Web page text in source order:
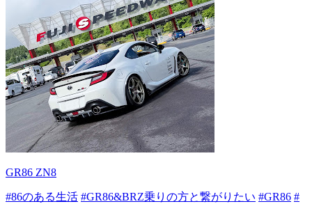
GR86 ZN8
#86のある生活 #GR86&BRZ乗りの方と繋がりたい #GR86 #